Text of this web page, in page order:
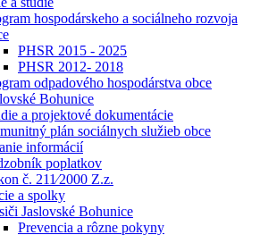
hospodárskeho a sociálneho rozvoja
PHSR 2015 - 2025
PHSR 2012- 2018
odpadového hospodárstva obce
Bohunice
a projektové dokumentácie
plán sociálnych služieb obce
informácií
poplatkov
č. 211⁄2000 Z.z.
a spolky
Jaslovské Bohunice
Prevencia a rôzne pokyny